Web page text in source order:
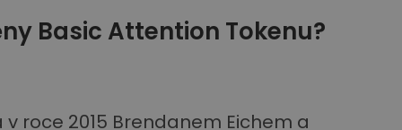
Basic Attention Tokenu?
roce 2015 Brendanem Eichem a